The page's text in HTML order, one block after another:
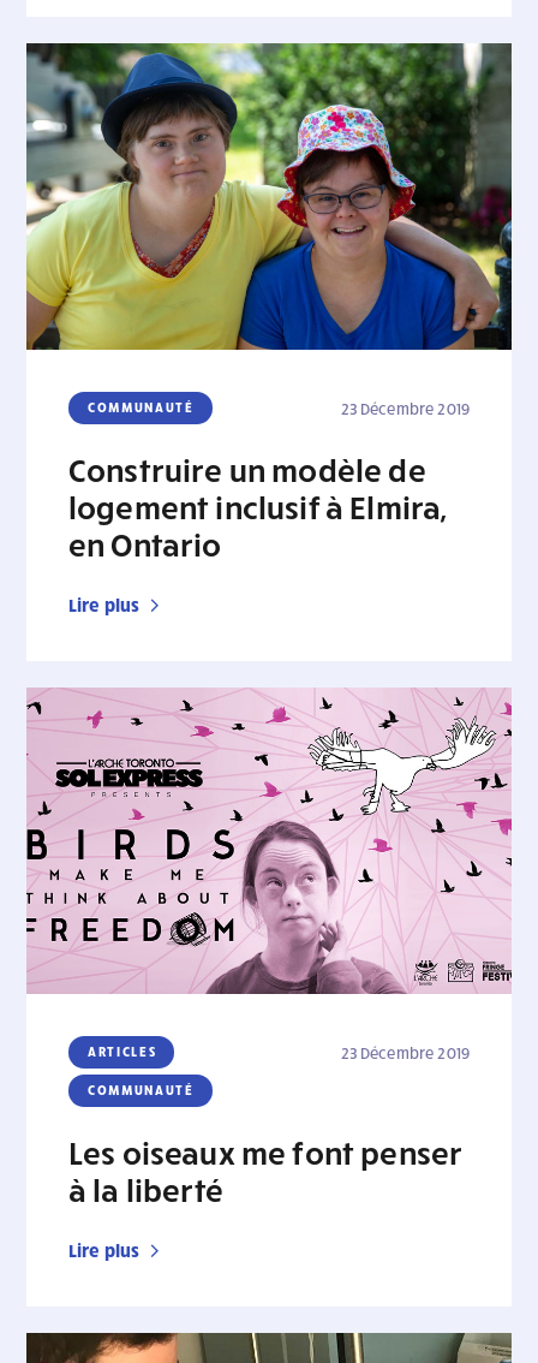
COMMUNAUTÉ 23 Décembre 2019
Construire un modèle de
logement inclusif à Elmira,
en Ontario
Lire plus
ARTICLES
COMMUNAUTÉ
23 Décembre 2019
Les oiseaux me font penser
à la liberté
Lire plus